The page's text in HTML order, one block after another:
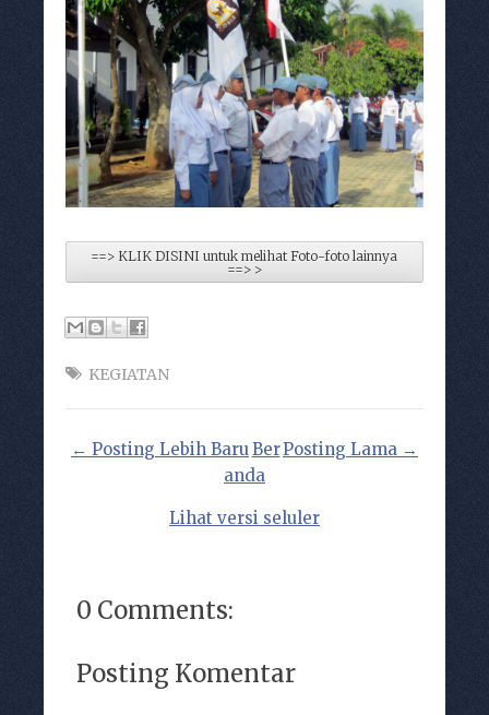
==> KLIK DISINI untuk melihat Foto-foto lainnya
==> >
KEGIATAN
← Posting Lebih Baru Posting Lama →
Ber
anda
Lihat versi seluler
0 Comments:
Posting Komentar